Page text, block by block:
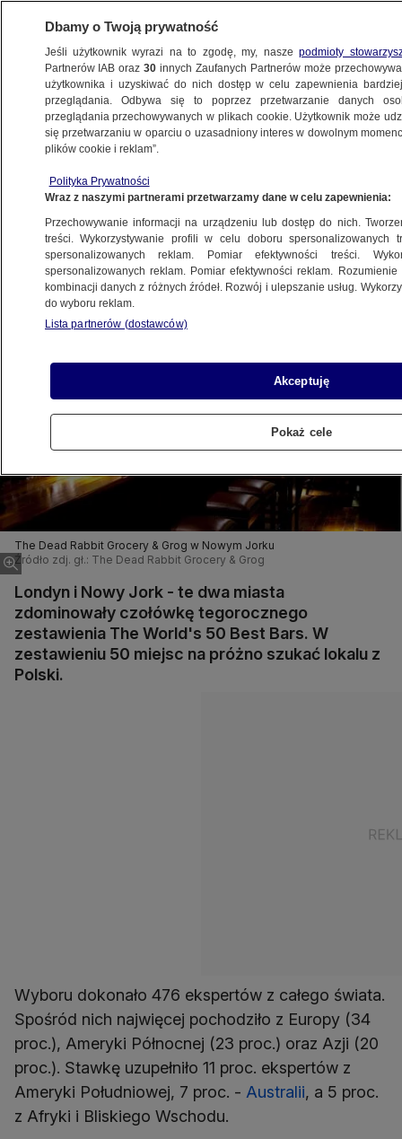
BIZNES
ZE ŚWIATA
najlepszych knajp świata
7.10.2016, 12:59
Udostępnij
The Dead Rabbit Grocery & Grog w Nowym Jorku
Źródło zdj. gł.: The Dead Rabbit Grocery & Grog
Londyn i Nowy Jork - te dwa miasta
zdominowały czołówkę tegorocznego
zestawienia The World's 50 Best Bars. W
zestawieniu 50 miejsc na próżno szukać lokalu z
Polski.
Wyboru dokonało 476 ekspertów z całego świata.
Spośród nich najwięcej pochodziło z Europy (34
proc.), Ameryki Północnej (23 proc.) oraz Azji (20
proc.). Stawkę uzupełniło 11 proc. ekspertów z
Ameryki Południowej, 7 proc. - Australii, a 5 proc.
z Afryki i Bliskiego Wschodu.
Dbamy o Twoją prywatność
Jeśli użytkownik wyrazi na to zgodę, my, naszepodmioty
Partnerów IAB oraz30 innych Zaufanych Partnerów może
użytkownika i uzyskiwać do nich dostęp w celu zapewnienia
przeglądania. Odbywa się to poprzez przetwarzanie danych
przeglądania przechowywanych w plikach cookie. Użytkownik może
się przetwarzaniu w oparciu o uzasadniony interes w dowolnym
plików cookie i reklam”.
Polityka Prywatności
Wraz z naszymi partnerami przetwarzamy dane w celu zapewnienia:
Przechowywanie informacji na urządzeniu lub dostęp do nich.
treści. Wykorzystywanie profili w celu doboru spersonalizowanych
spersonalizowanych reklam. Pomiar efektywności treści.
spersonalizowanych reklam. Pomiar efektywności reklam.
kombinacji danych z różnych źródeł. Rozwój i ulepszanie usług.
do wyboru reklam.
Lista partnerów (dostawców)
Akceptuję
Pokaż cele